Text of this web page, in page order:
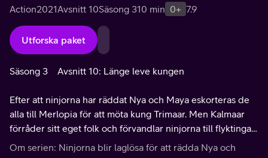
Action2021Avsnitt 10Säsong 310 min 0+ 7.9
Utforska paket
Säsong 3 Avsnitt 10: Länge leve kungen
Efter att ninjorna har räddat Nya och Maya eskorteras de
alla till Merlopia för att möta kung Trimaar. Men Kalmaar
förråder sitt eget folk och förvandlar ninjorna till flyktingar
som nu måste fly från det översvämmande palatset.
Om serien: Ninjorna blir laglösa för att rädda Nya och